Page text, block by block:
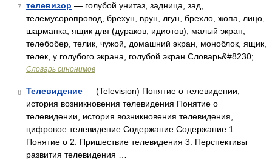
7 телевизор — голубой унитаз, задница, зад,
телемусоропровод, брехун, врун, лгун, брехло, жопа, лицо,
шарманка, ящик для (дураков, идиотов), малый экран,
телебобер, телик, чужой, домашний экран, моноблок, ящик,
телек, у голубого экрана, голубой экран Словарь&#8230; …
Словарь синонимов
8 Телевидение — (Television) Понятие о телевидении,
история возникновения телевидения Понятие о
телевидении, история возникновения телевидения,
цифровое телевидение Содержание Содержание 1.
Понятие о 2. Пришествие телевидения 3. Перспективы
развития телевидения …